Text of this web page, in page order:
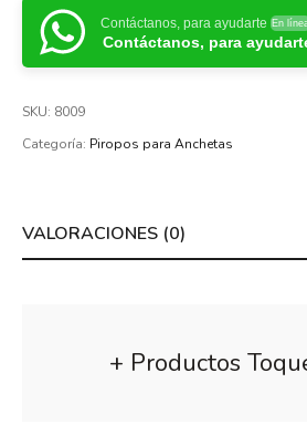
Contáctanos, para ayudarte En
Contáctanos, para
SKU: 8009
Categoría: Piropos para Anchetas
VALORACIONES (0)
+ Productos